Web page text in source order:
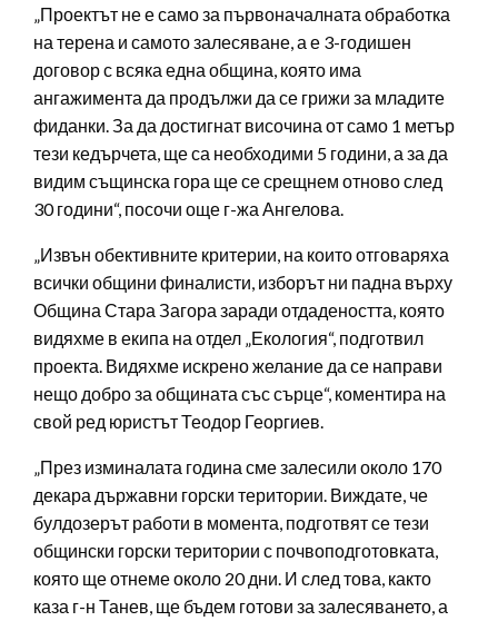
„Проектът не е само за първоначалната обработка
на терена и самото залесяване, а е 3-годишен
договор с всяка една община, която има
ангажимента да продължи да се грижи за младите
фиданки. За да достигнат височина от само 1 метър
тези кедърчета, ще са необходими 5 години, а за да
видим същинска гора ще се срещнем отново след
30 години“, посочи още г-жа Ангелова.
„Извън обективните критерии, на които отговаряха
всички общини финалисти, изборът ни падна върху
Община Стара Загора заради отдадеността, която
видяхме в екипа на отдел „Екология“, подготвил
проекта. Видяхме искрено желание да се направи
нещо добро за общината със сърце“, коментира на
свой ред юристът Теодор Георгиев.
„През изминалата година сме залесили около 170
декара държавни горски територии. Виждате, че
булдозерът работи в момента, подготвят се тези
общински горски територии с почвоподготовката,
която ще отнеме около 20 дни. И след това, както
каза г-н Танев, ще бъдем готови за залесяването, а